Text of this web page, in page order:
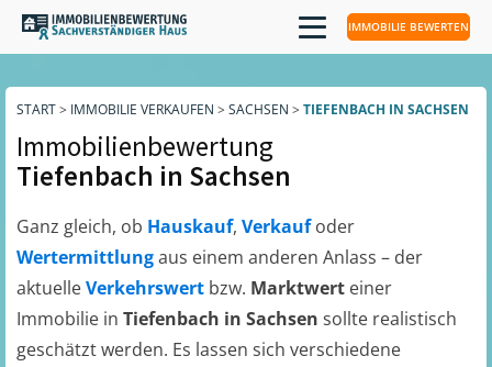
IMMOBILIE BEWERTEN
START> IMMOBILIE VERKAUFEN > SACHSEN > TIEFENBACH IN SACHSEN
Immobilienbewertung
Tiefenbach in Sachsen
Ganz gleich, ob Hauskauf, Verkaufoder
Wertermittlungaus einem anderen Anlass – der
aktuelleVerkehrswert bzw. Marktwert einer
Immobilie in Tiefenbach in Sachsen sollte realistisch
geschätzt werden. Es lassen sich verschiedene